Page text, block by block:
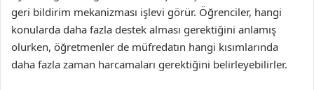
geri bildirim mekanizması işlevi görür. Öğrenciler, hangi
konularda daha fazla destek alması gerektiğini anlamış
olurken, öğretmenler de müfredatın hangi kısımlarında
daha fazla zaman harcamaları gerektiğini belirleyebilirler.